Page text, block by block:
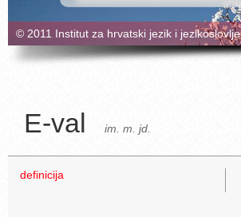
© 2011 Institut za hrvatski jezik i jezikoslovlje
E-val im. m. jd.
definicija